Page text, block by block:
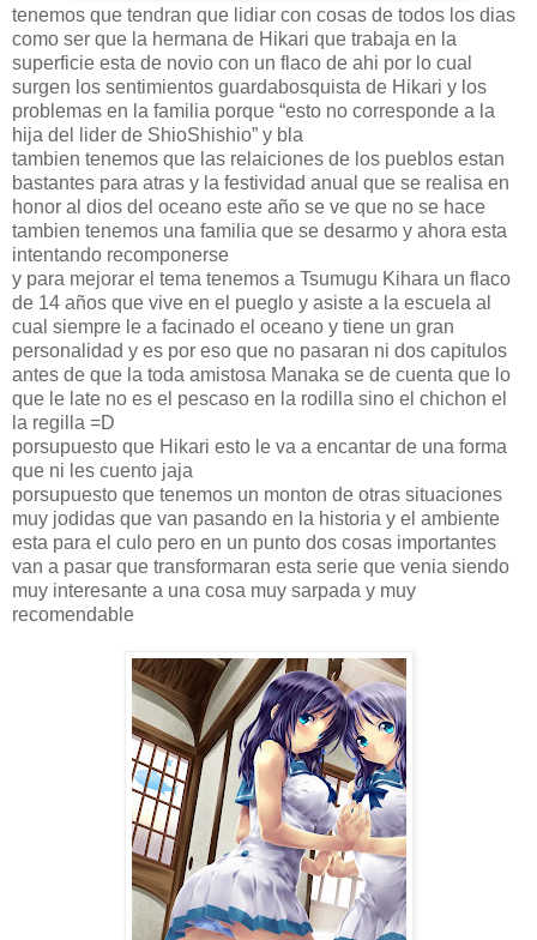
tenemos que tendran que lidiar con cosas de todos los dias
como ser que la hermana de Hikari que trabaja en la
superficie esta de novio con un flaco de ahi por lo cual
surgen los sentimientos guardabosquista de Hikari y los
problemas en la familia porque “esto no corresponde a la
hija del lider de ShioShishio” y bla
tambien tenemos que las relaiciones de los pueblos estan
bastantes para atras y la festividad anual que se realisa en
honor al dios del oceano este año se ve que no se hace
tambien tenemos una familia que se desarmo y ahora esta
intentando recomponerse
y para mejorar el tema tenemos a Tsumugu Kihara un flaco
de 14 años que vive en el pueglo y asiste a la escuela al
cual siempre le a facinado el oceano y tiene un gran
personalidad y es por eso que no pasaran ni dos capitulos
antes de que la toda amistosa Manaka se de cuenta que lo
que le late no es el pescaso en la rodilla sino el chichon el
la regilla =D
porsupuesto que Hikari esto le va a encantar de una forma
que ni les cuento jaja
porsupuesto que tenemos un monton de otras situaciones
muy jodidas que van pasando en la historia y el ambiente
esta para el culo pero en un punto dos cosas importantes
van a pasar que transformaran esta serie que venia siendo
muy interesante a una cosa muy sarpada y muy
recomendable